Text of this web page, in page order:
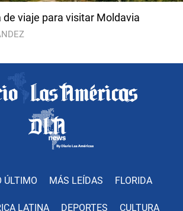
de viaje para visitar Moldavia
ÚLTIMO MÁS LEÍDAS FLORIDA
LATINA DEPORTES CULTURA